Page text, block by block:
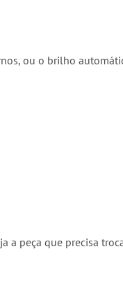
ou o brilho
a peça que precisa